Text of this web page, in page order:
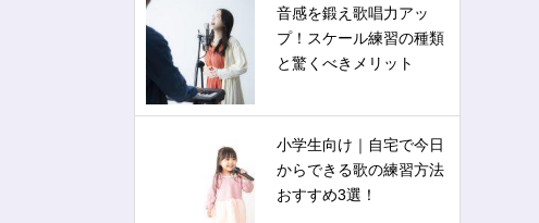
音感を鍛え歌唱力アッ
プ！スケール練習の種類
と驚くべきメリット
小学生向け｜自宅で今日
からできる歌の練習方法
おすすめ3選！